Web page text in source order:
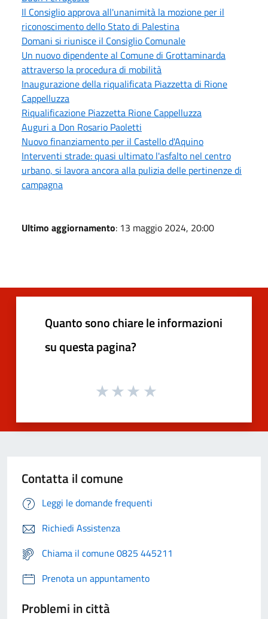
Il Consiglio approva all'unanimità la mozione per il
riconoscimento dello Stato di Palestina
Domani si riunisce il Consiglio Comunale
Un nuovo dipendente al Comune di Grottaminarda
attraverso la procedura di mobilità
Inaugurazione della riqualificata Piazzetta di Rione
Cappelluzza
Riqualificazione Piazzetta Rione Cappelluzza
Auguri a Don Rosario Paoletti
Nuovo finanziamento per il Castello d'Aquino
Interventi strade: quasi ultimato l'asfalto nel centro
urbano, si lavora ancora alla pulizia delle pertinenze di
campagna
Ultimo aggiornamento: 13 maggio 2024, 20:00
Quanto sono chiare le informazioni
su questa pagina?
Contatta il comune
Leggi le domande frequenti
Richiedi Assistenza
Chiama il comune 0825 445211
Prenota un appuntamento
Problemi in città